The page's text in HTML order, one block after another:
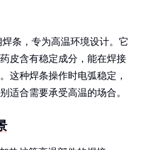
条，专为高温环境设计。它
皮含有稳定成分，能在焊接
这种焊条操作时电弧稳定，
适合需要承受高温的场合。